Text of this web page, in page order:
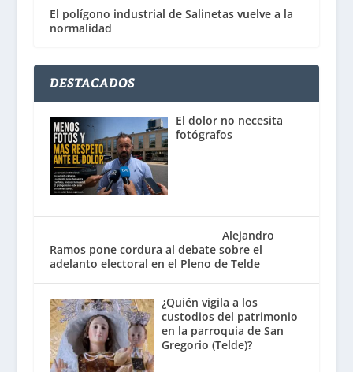
El polígono industrial de Salinetas vuelve a la
normalidad
DESTACADOS
El dolor no necesita
fotógrafos
Alejandro
Ramos pone cordura al debate sobre el
adelanto electoral en el Pleno de Telde
¿Quién vigila a los
custodios del patrimonio
en la parroquia de San
Gregorio (Telde)?